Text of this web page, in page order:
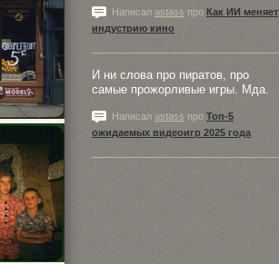
Написал astass про Как ИИ меняет
индустрию кино
И ни слова про пиратов, про
самые прожорливые игры. Мда.
Написал astass про Топ-5
ожидаемых видеоигр 2025 года